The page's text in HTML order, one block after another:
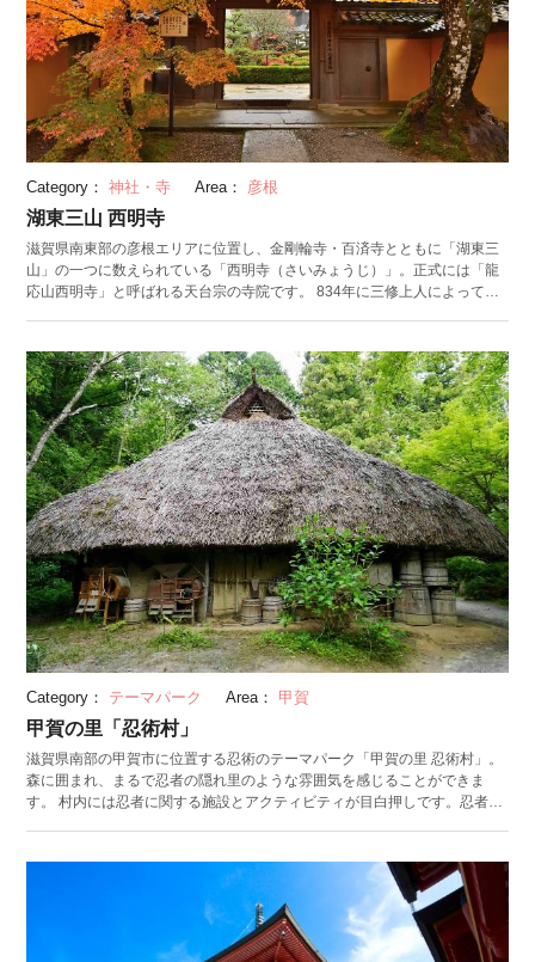
Category： 神社・寺 Area： 彦根
湖東三山 西明寺
滋賀県南東部の彦根エリアに位置し、金剛輪寺・百済寺とともに「湖東三
山」の一つに数えられている「西明寺（さいみょうじ）」。正式には「龍
応山西明寺」と呼ばれる天台宗の寺院です。 834年に三修上人によって創
てられているのが特徴。国宝第一号に指定されています。 総ヒノキ造りの
三重塔は内部に描かれた極楽浄土の壁画が美しく、こちらも国宝に指定さ
れています。冬桜の一種で11月に満開を迎える「不断桜」と紅葉の名所と
しても知られ、秋には名庭「蓬莱庭」がカラフルに彩られます。
Category： テーマパーク Area： 甲賀
甲賀の里「忍術村」
滋賀県南部の甲賀市に位置する忍術のテーマパーク「甲賀の里 忍術村」。
森に囲まれ、まるで忍者の隠れ里のような雰囲気を感じることができま
す。 村内には忍者に関する施設とアクティビティが目白押しです。忍者資
場」では本格的な手裏剣投げを体験できます。 また、忍者の修行体験「忍
者道場」は水面に浮く忍術・水蜘蛛をはじめとするアクティビティが楽し
めます。忍者村内にある九つの修行場を巡り、全ての修行を達成すると、
免許皆伝巻物が授けられます。忍者服のレンタルもできるので、忍者にな
りきって思う存分楽しめるスポットです。